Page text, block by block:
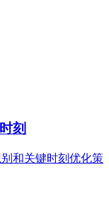
刻
和关键时刻优化策